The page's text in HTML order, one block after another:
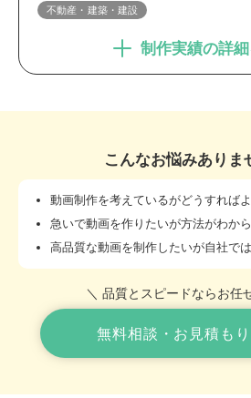
不動産・建築・建設
制作実績の詳
こんなお悩みありま
動画制作を考えているがどうすれば
急いで動画を作りたいが方法がわか
高品質な動画を制作したいが自社で
＼ 品質とスピードならお任
無料相談・お見積も